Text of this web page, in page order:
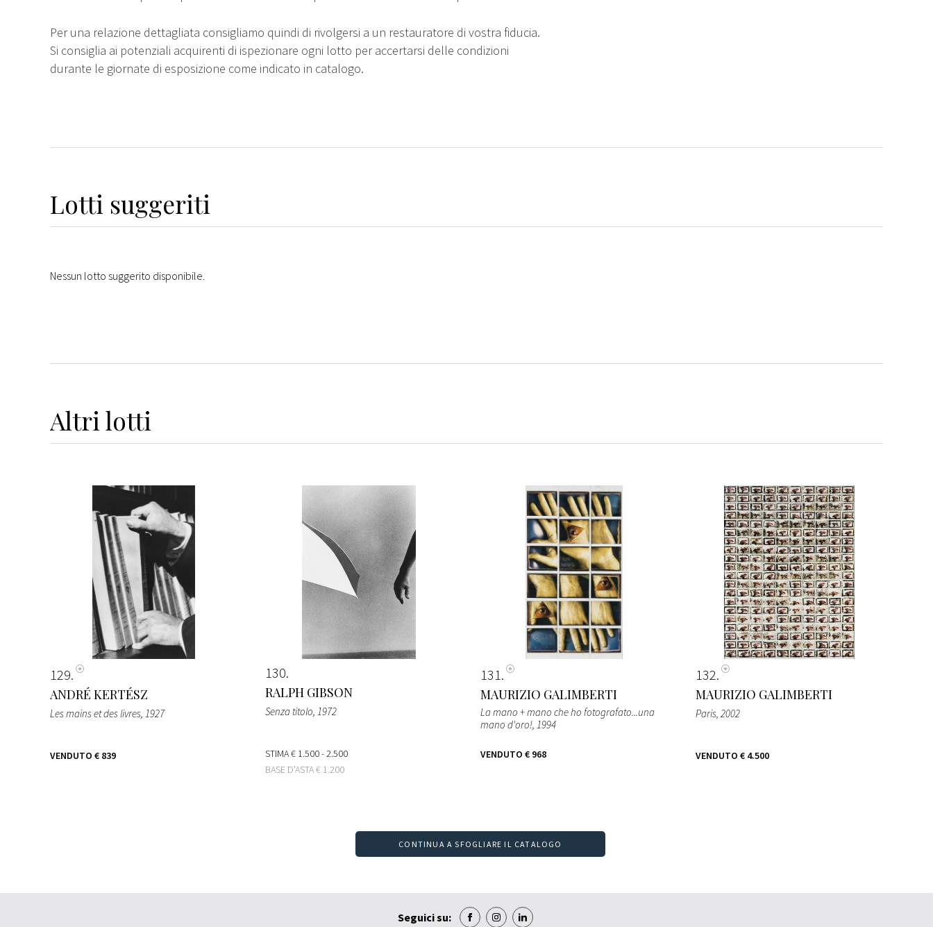
Per una relazione dettagliata consigliamo quindi di rivolgersi a un restauratore di vostra fiducia.
Si consiglia ai potenziali acquirenti di ispezionare ogni lotto per accertarsi delle condizioni
durante le giornate di esposizione come indicato in catalogo.
Lotti suggeriti
Nessun lotto suggerito disponibile.
Altri lotti
129
ANDRÉ KERTÉSZ
Les mains et des livres, 1927
VENDUTO € 839
130
RALPH GIBSON
Senza titolo, 1972
STIMA€ 1.500 - 2.500
BASE D'ASTA€ 1.200
131
MAURIZIO GALIMBERTI
La mano + mano che ho fotografato...una
mano d'oro!, 1994
VENDUTO € 968
132
MAURIZIO GALIMBERTI
Paris, 2002
VENDUTO € 4.500
CONTINUA A SFOGLIARE IL CATALOGO
Seguici su: